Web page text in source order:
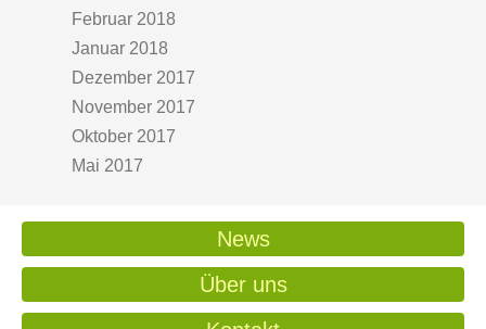
Februar 2018
Januar 2018
Dezember 2017
November 2017
Oktober 2017
Mai 2017
News
Über uns